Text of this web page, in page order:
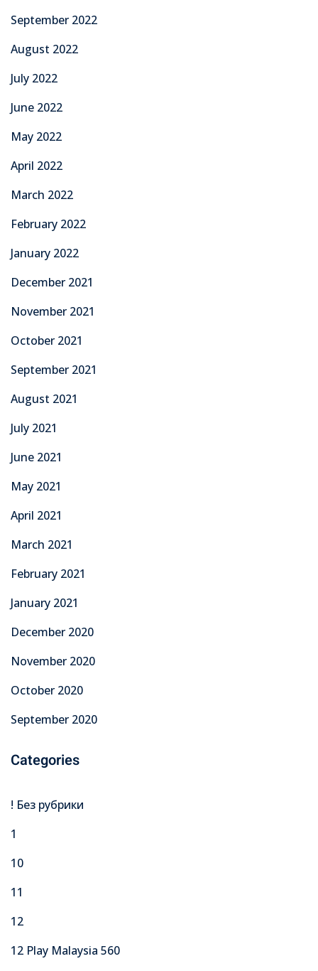
September 2022
August 2022
July 2022
June 2022
May 2022
April 2022
March 2022
February 2022
January 2022
December 2021
November 2021
October 2021
September 2021
August 2021
July 2021
June 2021
May 2021
April 2021
March 2021
February 2021
January 2021
December 2020
November 2020
October 2020
September 2020
Categories
! Без рубрики
1
10
11
12
12 Play Malaysia 560